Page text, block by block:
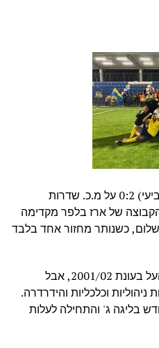
מכבי קרית גת ניצחה אתמול (רביעי) 0:2 על מ.כ. שדרות
של ארז בלפר מקדימה
כשנותר מחזור אחד בלבד
מכבי קרית גת הגיעה עד ליגת העל בעונת 2001/02, אבל
וכלכליות והידרדרה.
מחדש בליגה ג' והתחילה לעלות